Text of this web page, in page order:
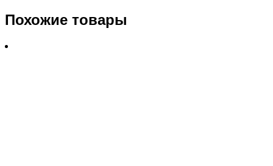
Похожие товары